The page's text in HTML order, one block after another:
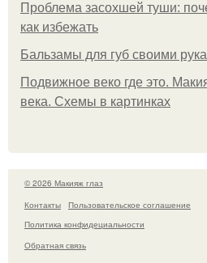
Проблема засохшей туши:
как избежать
Бальзамы для губ своими
Подвижное веко где это.
века. Схемы в картинках
© 2026 Макияж глаз
Контакты
Пользовательское соглашение
Политика конфидециальности
Обратная связь